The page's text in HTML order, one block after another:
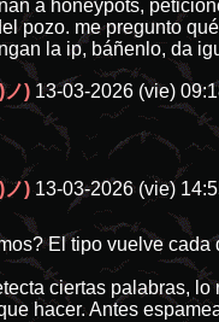
a honeypots,
pozo. me pregunto
la ip, báñenlo, da
ノ) 13-03-2026 (vie)
ノ) 13-03-2026 (vie)
El tipo vuelve
ciertas palabras,
hacer. Antes